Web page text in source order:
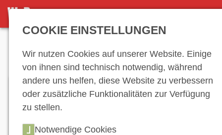
DETAILSEITE
COOKIE EINSTELLUNGEN
Wir nutzen Cookies auf unserer Website. Einige
von ihnen sind technisch notwendig, während
andere uns helfen, diese Website zu verbessern
oder zusätzliche Funktionalitäten zur Verfügung
zu stellen.
Notwendige Cookies